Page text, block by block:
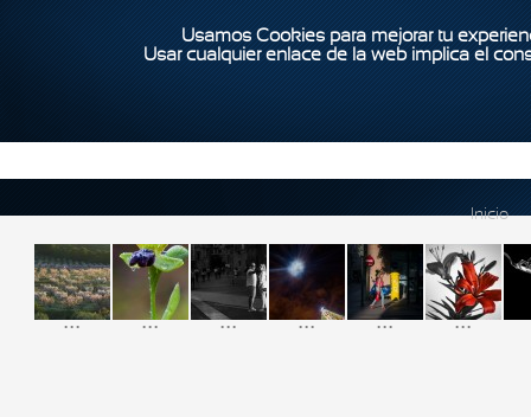
Usamos Cookies para mejorar tu
Usar cualquier enlace de la web implica el
Inicio
... ... ... ... ... ...